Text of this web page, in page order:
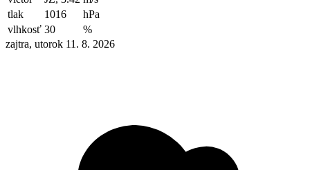
tlak
1016
hPa
vlhkosť 30
%
zajtra, utorok 11. 8. 2026